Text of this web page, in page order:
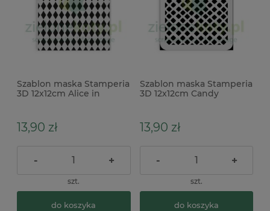
Szablon maska Stamperia
3D 12x12cm Alice in
13,90 zł
- +
szt.
do koszyka
Szablon maska Stamperia
3D 12x12cm Candy
13,90 zł
- +
szt.
do koszyka